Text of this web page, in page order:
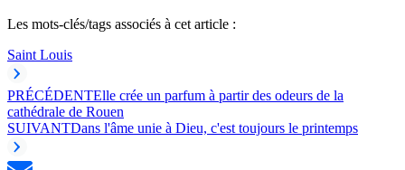
Les mots-clés/tags associés à cet article :
Saint Louis
PRÉCÉDENTElle crée un parfum à partir des odeurs de la
cathédrale de Rouen
SUIVANTDans l'âme unie à Dieu, c'est toujours le printemps